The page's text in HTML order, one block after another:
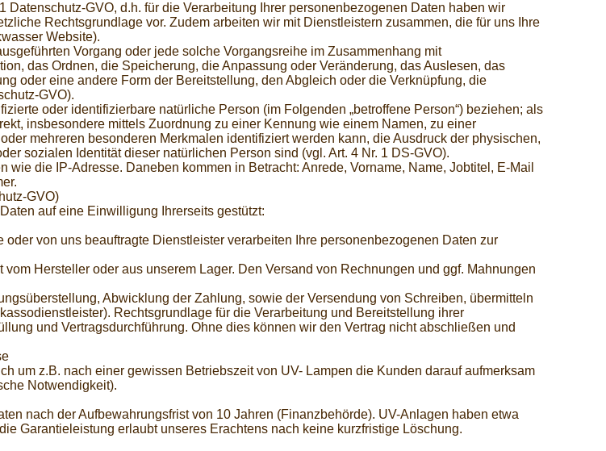
GVO, d.h. für die Verarbeitung Ihrer personenbezogenen Daten haben wir
Rechtsgrundlage vor. Zudem arbeiten wir mit Dienstleistern zusammen, die für uns Ihre
Website).
Vorgang oder jede solche Vorgangsreihe im Zusammenhang mit
das Ordnen, die Speicherung, die Anpassung oder Veränderung, das Auslesen, das
oder eine andere Form der Bereitstellung, den Abgleich oder die Verknüpfung, die
GVO).
oder identifizierbare natürliche Person (im Folgenden „betroffene Person“) beziehen; als
insbesondere mittels Zuordnung zu einer Kennung wie einem Namen, zu einer
mehreren besonderen Merkmalen identifiziert werden kann, die Ausdruck der physischen,
sozialen Identität dieser natürlichen Person sind (vgl. Art. 4 Nr. 1 DS-GVO).
die IP-Adresse. Daneben kommen in Betracht: Anrede, Vorname, Name, Jobtitel, E-Mail
GVO)
auf eine Einwilligung Ihrerseits gestützt:
von uns beauftragte Dienstleister verarbeiten Ihre personenbezogenen Daten zur
Hersteller oder aus unserem Lager. Den Versand von Rechnungen und ggf. Mahnungen
Abwicklung der Zahlung, sowie der Versendung von Schreiben, übermitteln
Rechtsgrundlage für die Verarbeitung und Bereitstellung ihrer
und Vertragsdurchführung. Ohne dies können wir den Vertrag nicht abschließen und
um z.B. nach einer gewissen Betriebszeit von UV- Lampen die Kunden darauf aufmerksam
Notwendigkeit).
nach der Aufbewahrungsfrist von 10 Jahren (Finanzbehörde). UV-Anlagen haben etwa
Garantieleistung erlaubt unseres Erachtens nach keine kurzfristige Löschung.